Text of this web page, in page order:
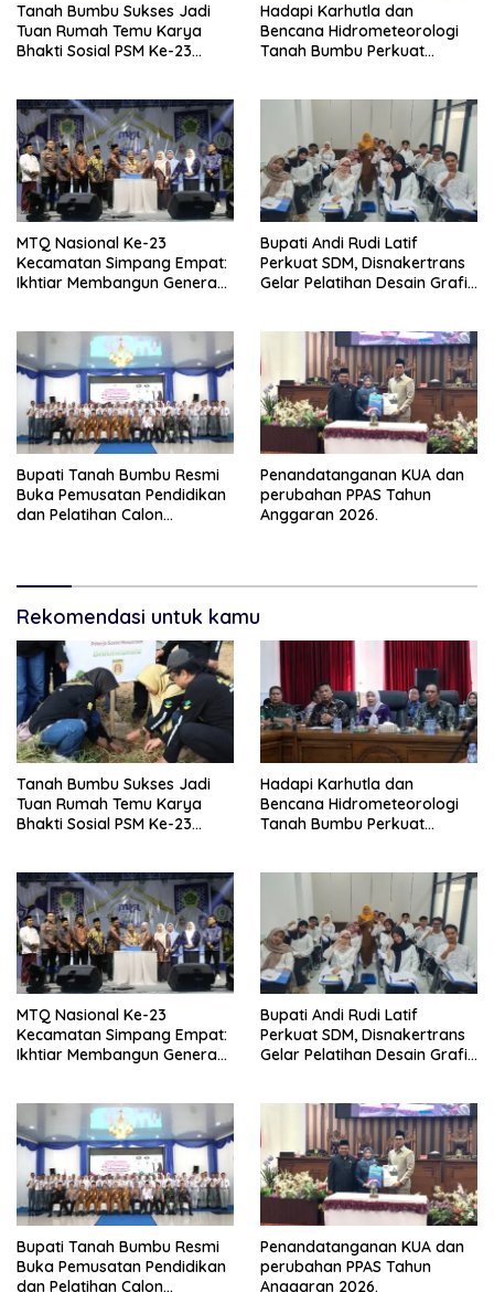
Tanah Bumbu Sukses Jadi
Tuan Rumah Temu Karya
Bhakti Sosial PSM Ke-23
Hadapi Karhutla dan
Bencana Hidrometeorologi
Tanah Bumbu Perkuat
MTQ Nasional Ke-23
Kecamatan Simpang Empat:
Ikhtiar Membangun Generasi
Bupati Andi Rudi Latif
Perkuat SDM, Disnakertrans
Gelar Pelatihan Desain Grafis
Bupati Tanah Bumbu Resmi
Buka Pemusatan Pendidikan
dan Pelatihan Calon
Penandatanganan KUA dan
perubahan PPAS Tahun
Anggaran 2026.
Rekomendasi untuk kamu
Tanah Bumbu Sukses Jadi
Tuan Rumah Temu Karya
Bhakti Sosial PSM Ke-23
Hadapi Karhutla dan
Bencana Hidrometeorologi
Tanah Bumbu Perkuat
MTQ Nasional Ke-23
Kecamatan Simpang Empat:
Ikhtiar Membangun Generasi
Bupati Andi Rudi Latif
Perkuat SDM, Disnakertrans
Gelar Pelatihan Desain Grafis
Bupati Tanah Bumbu Resmi
Buka Pemusatan Pendidikan
dan Pelatihan Calon
Penandatanganan KUA dan
perubahan PPAS Tahun
Anggaran 2026.